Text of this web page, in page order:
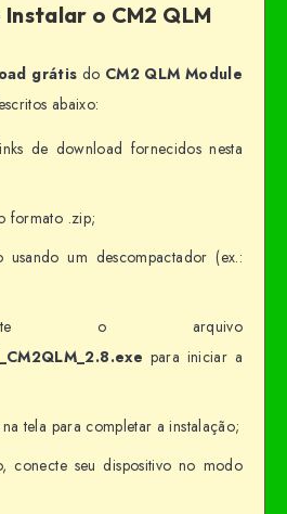
o CM2 QLM
grátis do CM2 QLM Module
abaixo:
de download fornecidos nesta
formato .zip;
usando um descompactador (ex.:
o arquivo
para iniciar a
tela para completar a instalação;
conecte seu dispositivo no modo